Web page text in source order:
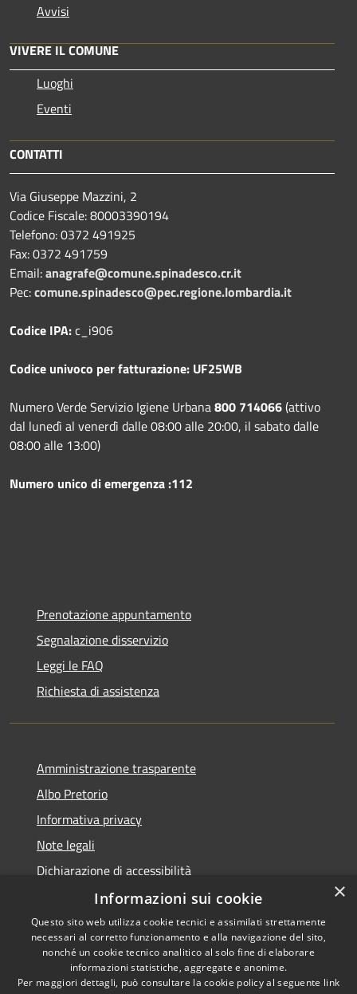
Avvisi
VIVERE IL COMUNE
Luoghi
Eventi
CONTATTI
Via Giuseppe Mazzini, 2
Codice Fiscale: 80003390194
Telefono:0372 491925
Fax:0372 491759
Email:anagrafe@comune.spinadesco.cr.it
Pec:comune.spinadesco@pec.regione.lombardia.it
Codice IPA:c_i906
Codice univoco per fatturazione: UF25WB
Numero Verde Servizio Igiene Urbana800 714066(attivo
dal lunedì al venerdì dalle 08:00 alle 20:00, il sabato dalle
08:00 alle 13:00)
Numero unico di emergenza :112
Prenotazione appuntamento
Segnalazione disservizio
Leggi le FAQ
Richiesta di assistenza
Amministrazione trasparente
Albo Pretorio
Informativa privacy
Note legali
Dichiarazione di accessibilità
Accessibilità
Privacy
Copyright © 2026 • Comune di
Spinadesco • Powered by
Municipium•Accesso
×
Informazioni sui cookie
Questo sito web utilizza cookie tecnici e assimilati strettamente
necessari al corretto funzionamento e alla navigazione del sito,
nonché un cookie tecnico analitico al solo fine di elaborare
informazioni statistiche, aggregate e anonime.
Per maggiori dettagli, può consultare la cookie policy al seguente link